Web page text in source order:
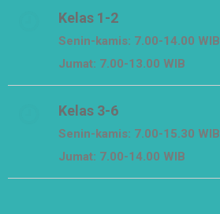
Kelas 1-2
Senin-kamis: 7.00-14.00 WIB
Jumat: 7.00-13.00 WIB
Kelas 3-6
Senin-kamis: 7.00-15.30 WIB
Jumat: 7.00-14.00 WIB